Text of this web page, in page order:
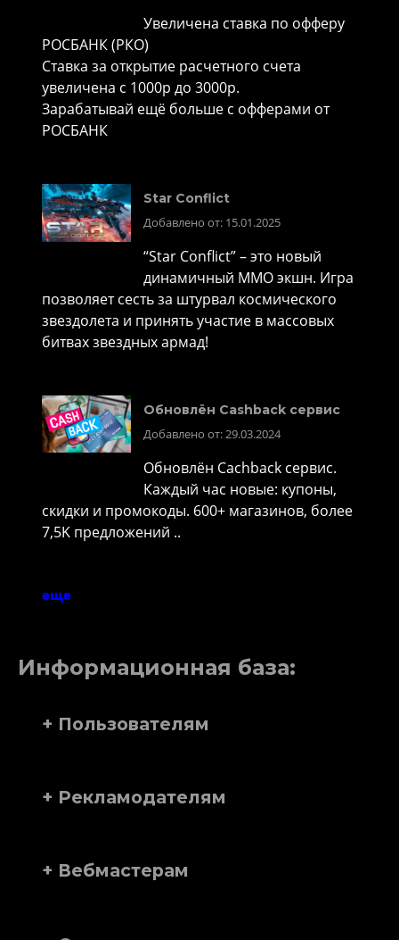
Увеличена ставка по офферу
РОСБАНК (РКО)
Ставка за открытие расчетного счета
увеличена с 1000р до 3000р.
Зарабатывай ещё больше с офферами от
РОСБАНК
Star Conflict
Добавлено от: 15.01.2025
“Star Conflict” – это новый
динамичный MMO экшн. Игра
позволяет сесть за штурвал космического
звездолета и принять участие в массовых
битвах звездных армад!
Обновлён Cashback сервис
Добавлено от: 29.03.2024
Обновлён Cachback сервис.
Каждый час новые: купоны,
скидки и промокоды. 600+ магазинов, более
7,5K предложений ..
еще
Информационная база:
+ Пользователям
+ Рекламодателям
+ Вебмастерам